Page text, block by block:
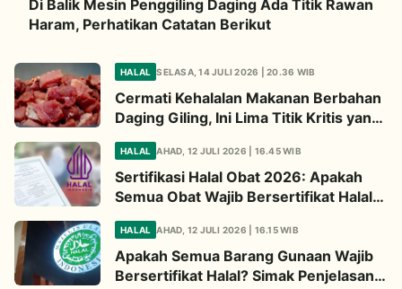
Di Balik Mesin Penggiling Daging Ada Titik Rawan
Haram, Perhatikan Catatan Berikut
HALAL SELASA, 14 JULI 2026 | 20.36 WIB
Cermati Kehalalan Makanan Berbahan
Daging Giling, Ini Lima Titik Kritis yang
HALAL AHAD, 12 JULI 2026 | 16.45 WIB
Sertifikasi Halal Obat 2026: Apakah
Semua Obat Wajib Bersertifikat Halal?
HALAL AHAD, 12 JULI 2026 | 16.15 WIB
Apakah Semua Barang Gunaan Wajib
Bersertifikat Halal? Simak Penjelasan